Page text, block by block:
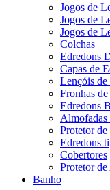
Jogos de
Jogos de
Jogos de
Colchas
Edredons
Capas de
Lençóis
Fronhas
Edredons
Protetor
Edredons
Cobertores
Protetor
Banho